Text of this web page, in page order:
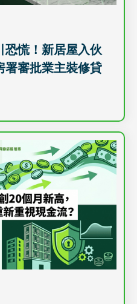
恐慌！新居屋入伙
署審批業主裝修貸